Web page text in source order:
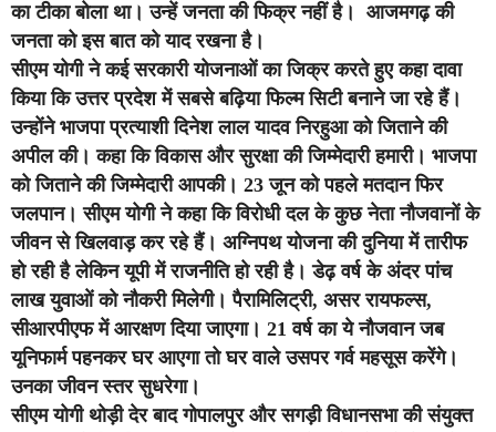
का टीका बोला था। उन्हें जनता की फिक्र नहीं है। आजमगढ़ की
जनता को इस बात को याद रखना है।
सीएम योगी ने कई सरकारी योजनाओं का जिक्र करते हुए कहा दावा
किया कि उत्तर प्रदेश में सबसे बढ़िया फिल्म सिटी बनाने जा रहे हैं।
उन्होंने भाजपा प्रत्याशी दिनेश लाल यादव निरहुआ को जिताने की
अपील की। कहा कि विकास और सुरक्षा की जिम्मेदारी हमारी। भाजपा
को जिताने की जिम्मेदारी आपकी। 23 जून को पहले मतदान फिर
जलपान। सीएम योगी ने कहा कि विरोधी दल के कुछ नेता नौजवानों के
जीवन से खिलवाड़ कर रहे हैं। अग्निपथ योजना की दुनिया में तारीफ
हो रही है लेकिन यूपी में राजनीति हो रही है। डेढ़ वर्ष के अंदर पांच
लाख युवाओं को नौकरी मिलेगी। पैरामिलिट्री, असर रायफल्स,
सीआरपीएफ में आरक्षण दिया जाएगा। 21 वर्ष का ये नौजवान जब
यूनिफार्म पहनकर घर आएगा तो घर वाले उसपर गर्व महसूस करेंगे।
उनका जीवन स्तर सुधरेगा।
सीएम योगी थोड़ी देर बाद गोपालपुर और सगड़ी विधानसभा की संयुक्त